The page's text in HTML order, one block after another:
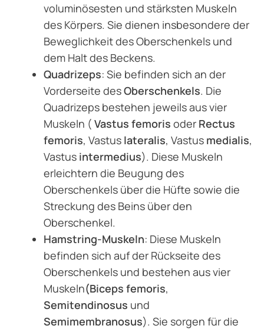
voluminösesten und stärksten Muskeln
des Körpers. Sie dienen insbesondere der
Beweglichkeit des Oberschenkels und
dem Halt des Beckens.
Quadrizeps: Sie befinden sich an der
Vorderseite desOberschenkels. Die
Quadrizeps bestehen jeweils aus vier
Muskeln ( Vastus femoris oder Rectus
femoris, Vastus lateralis, Vastus medialis,
Vastus intermedius). Diese Muskeln
erleichtern die Beugung des
Oberschenkels über die Hüfte sowie die
Streckung des Beins über den
Oberschenkel.
Hamstring-Muskeln: Diese Muskeln
befinden sich auf der Rückseite des
Oberschenkels und bestehen aus vier
Muskeln(Biceps femoris,
Semitendinosus und
Semimembranosus). Sie sorgen für die